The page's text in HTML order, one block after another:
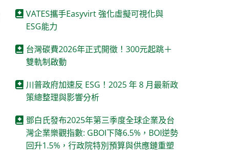
VATES攜手Easyvirt 強化虛擬可視化與
ESG能力
台灣碳費2026年正式開徵！300元起跳＋
雙軌制啟動
川普政府加速反 ESG！2025 年 8 月最新政
策總整理與影響分析
鄧白氏發布2025年第三季度全球企業及台
灣企業樂觀指數: GBOI下降6.5%，BOI逆勢
回升1.5%，行政院特別預算與供應鏈重塑